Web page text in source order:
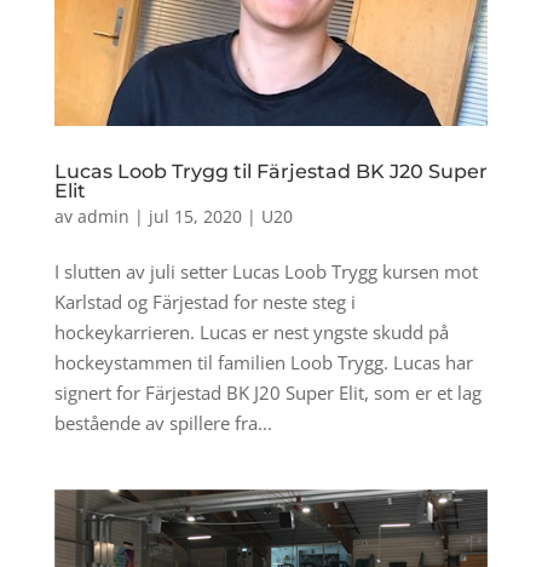
Lucas Loob Trygg til Färjestad BK J20 Super
Elit
av admin | jul 15, 2020| U20
I slutten av juli setter Lucas Loob Trygg kursen mot
Karlstad og Färjestad for neste steg i
hockeykarrieren. Lucas er nest yngste skudd på
hockeystammen til familien Loob Trygg. Lucas har
signert for Färjestad BK J20 Super Elit, som er et lag
bestående av spillere fra...